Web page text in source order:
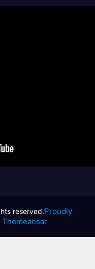
Proudly
Themeansar